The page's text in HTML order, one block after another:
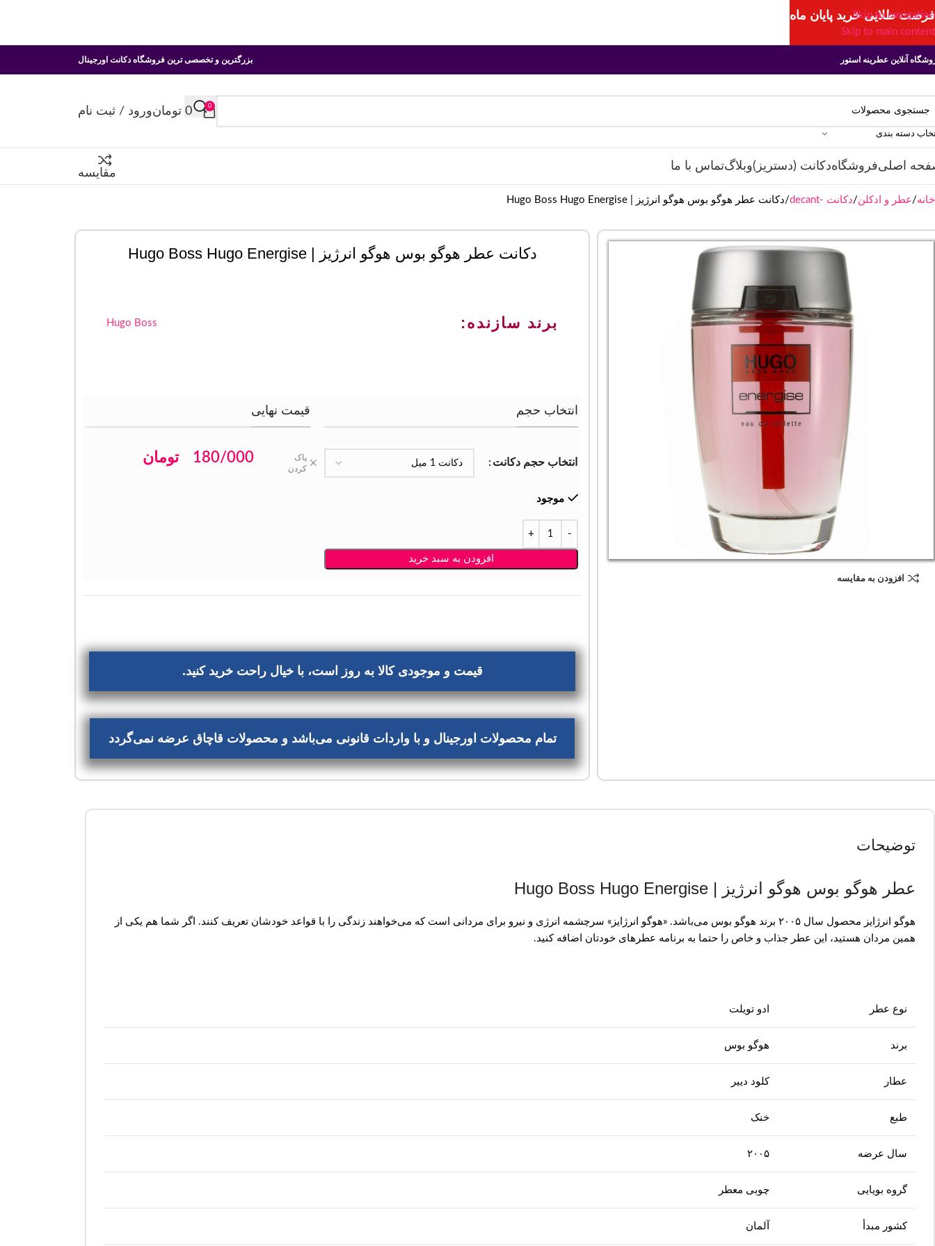
Skip to navigation
Skip to main content
آنلاین عطرینه استور بزرگترین و تخصصی ترین فروشگاه دکانت اورجینال
دسته بندی
0
0 تومانورود / ثبت نام
اصلیفروشگاهدکانت (دستریز)وبلاگتماس با ما
مقایسه
خانه عطر و ادکلن دکانت -decant دکانت عطر هوگو بوس هوگو انرژیز | Hugo Boss Hugo Energise
افزودن به مقایسه
دکانت عطر هوگو بوس هوگو انرژیز | Hugo Boss Hugo Energise
برند سازنده: Hugo Boss
انتخاب حجم
انتخاب حجم دکانت
پاک
کردن
موجود
افزودن به سبد خرید
قیمت نهایی
180/000 تومان
قیمت و موجودی کالا به روز است، با خیال راحت خرید کنید.
تمام محصولات اورجینال و با واردات قانونی می‌باشد و محصولات قاچاق عرضه نمی‌گردد
توضیحات
عطر هوگو بوس هوگو انرژیز | Hugo Boss Hugo Energise
هوگو انرژایز محصول سال ۲۰۰۵ برند هوگو بوس می‌باشد. «هوگو انرژایز» سرچشمه انرژی و نیرو برای مردانی است که می‌خواهند زندگی را با قواعد خودشان تعریف کنند. اگر شما هم یکی از
همین مردان هستید، این عطر جذاب و خاص را حتما به برنامه عطرهای خودتان اضافه کنید.
نوع عطر ادو تویلت
برند هوگو بوس
عطار کلود دییر
طبع خنک
سال عرضه ۲۰۰۵
گروه بویایی چوبی معطر
کشور مبدأ آلمان
فرصت طلایی خرید پایان ماه